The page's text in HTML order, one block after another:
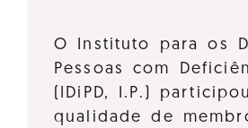
O Instituto para os
Pessoas com
(IDiPD, I.P.)
qualidade de